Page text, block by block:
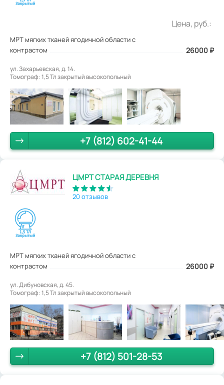
Цена, руб.:
МРТ мягких тканей ягодичной области с
контрастом
26000 ₽
ул. Захарьевская, д. 14.
Томограф: 1,5 Тл закрытый высокопольный
+7 (812) 602-41-44
ЦМРТ СТАРАЯ ДЕРЕВНЯ
20 отзывов
МРТ мягких тканей ягодичной области с
контрастом
26000 ₽
ул. Дибуновская, д. 45.
Томограф: 1,5 Тл закрытый высокопольный
+7 (812) 501-28-53